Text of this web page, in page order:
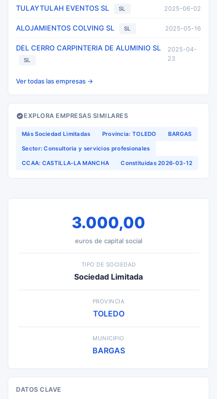
TULAYTULAH EVENTOS SL SL 2025-06-02
ALOJAMIENTOS COLVING SL SL 2025-05-16
DEL CERRO CARPINTERIA DE ALUMINIO SL
SL
2025-04-
23
Ver todas las empresas →
EXPLORA EMPRESAS SIMILARES
Más Sociedad Limitadas Provincia: TOLEDO BARGAS
Sector: Consultoria y servicios profesionales
CCAA: CASTILLA-LA MANCHA Constituidas 2026-03-12
3.000,00
euros de capital social
TIPO DE SOCIEDAD
Sociedad Limitada
PROVINCIA
TOLEDO
MUNICIPIO
BARGAS
DATOS CLAVE